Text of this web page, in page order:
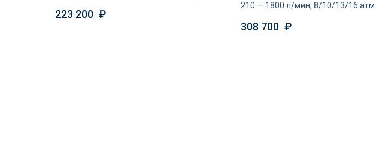
223 200 ₽
210 — 1800 л/мин; 8/10/13/16 атм
308 700 ₽